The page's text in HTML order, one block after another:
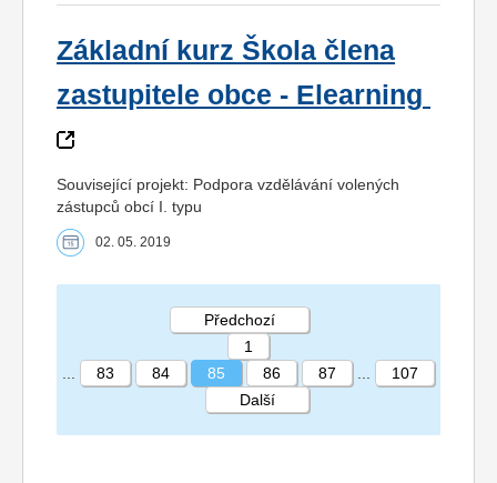
Základní kurz Škola člena
zastupitele obce - Elearning
Související projekt: Podpora vzdělávání volených
zástupců obcí I. typu
02. 05. 2019
STRÁNKA 85 107
Předchozí
1
83 84 85 86 87
107
Další